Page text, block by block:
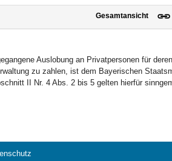
Gesamtansicht
Auslobung an Privatpersonen für
zu zahlen, ist dem Bayerischen
II Nr. 4 Abs. 2 bis 5 gelten hierfür